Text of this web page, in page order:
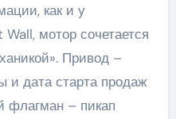
как и у
мотор сочетается
Привод –
дата старта продаж
флагман – пикап